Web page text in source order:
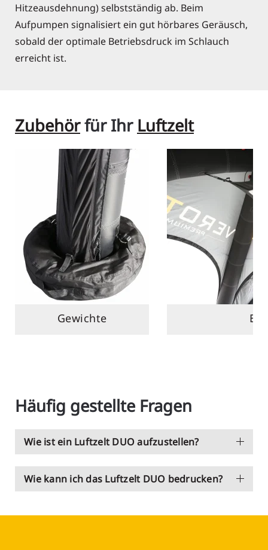
Hitzeausdehnung) selbstständig ab. Beim
Aufpumpen signalisiert ein gut hörbares Geräusch,
sobald der optimale Betriebsdruck im Schlauch
erreicht ist.
Zubehörfür Ihr Luftzelt
Gewichte
Häufig gestellte Fragen
Wie ist ein Luftzelt DUO aufzustellen?
Wie kann ich das Luftzelt DUO bedrucken?